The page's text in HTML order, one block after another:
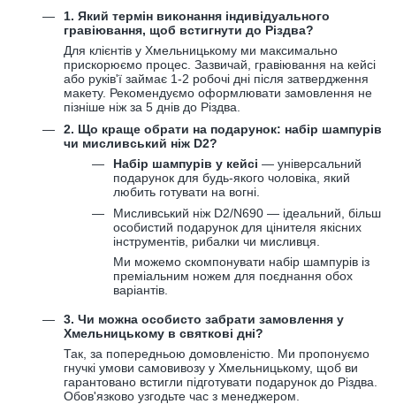
1. Який термін виконання індивідуального
гравіювання, щоб встигнути до Різдва?
Для клієнтів у Хмельницькому ми максимально
прискорюємо процес. Зазвичай, гравіювання на кейсі
або руків'ї займає 1-2 робочі дні після затвердження
макету. Рекомендуємо оформлювати замовлення не
пізніше ніж за 5 днів до Різдва.
2. Що краще обрати на подарунок: набір шампурів
чи мисливський ніж D2?
Набір шампурів у кейсі — універсальний
подарунок для будь-якого чоловіка, який
любить готувати на вогні.
Мисливський ніж D2/N690 — ідеальний, більш
особистий подарунок для цінителя якісних
інструментів, рибалки чи мисливця.
Ми можемо скомпонувати набір шампурів із
преміальним ножем для поєднання обох
варіантів.
3. Чи можна особисто забрати замовлення у
Хмельницькому в святкові дні?
Так, за попередньою домовленістю. Ми пропонуємо
гнучкі умови самовивозу у Хмельницькому, щоб ви
гарантовано встигли підготувати подарунок до Різдва.
Обов'язково узгодьте час з менеджером.